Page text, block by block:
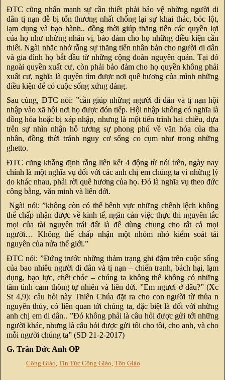
ĐTC cũng nhấn mạnh sự cần thiết phải bảo vệ những người di
dân tị nạn dễ bị tổn thương nhất chống lại sự khai thác, bóc lột,
lạm dụng và bạo hành.. đồng thời giúp thăng tiến các quyền lợi
của họ như những nhân vị, bảo đảm cho họ những điều kiện cần
thiết. Ngài nhắc nhở rằng sự thăng tiến nhân bản cho người di dân
và gia đình họ bắt đầu từ những cộng đoàn nguyên quán. Tại đó
ngoài quyền xuất cư, còn phải bảo đảm cho họ quyền không phải
xuất cư, nghĩa là quyền tìm được nơi quê hương của mình những
điều kiện để có cuộc sống xứng đáng.
Sau cùng, ĐTC nói: ”cần giúp những người di dân và tị nạn hội
nhập vào xã hội nơi họ được đón tiếp. Hội nhập không có nghĩa là
đồng hóa hoặc bị xáp nhập, nhưng là một tiến trình hai chiều, dựa
trên sự nhìn nhận hỗ tương sự phong phú về văn hóa của tha
nhân, đồng thời tránh nguy cơ sống co cụm như trong những
ghetto.
ĐTC cũng khẳng định rằng liên kết 4 động từ nói trên, ngày nay
chính là một nghĩa vụ đối với các anh chị em chúng ta vì những lý
do khác nhau, phải rời quê hương của họ. Đó là nghĩa vụ theo đức
công bằng, văn minh và liên đới.
Ngài nói: ”không còn có thể bênh vực những chênh lệch không
thể chấp nhận được về kinh tế, ngăn cản việc thực thi nguyên tắc
mọi của tài nguyên trái đất là để dùng chung cho tất cả mọi
người… Không thể chấp nhận một nhóm nhỏ kiểm soát tái
nguyên của nửa thế giới.”
ĐTC nói: ”Đứng trước những thảm trạng ghi đậm trên cuộc sống
của bao nhiêu người di dân và tị nạn – chiến tranh, bách hại, lạm
dụng, bạo lực, chết chóc – chúng ta không thể không có những
tâm tình cảm thông tự nhiên và liên đới. ”Em ngươi ở đâu?” (Xc
St 4,9): câu hỏi này Thiên Chúa đặt ra cho con người từ thủa n
nguyên thủy, có liên quan tới chúng ta, đặc biệt là đối với những
anh chị em di dân.. ”Đó không phải là câu hỏi được gửi tới những
người khác, nhưng là câu hỏi được gửi tôi cho tôi, cho anh, và cho
mỗi người chúng ta” (SD 21-2-2017)
G. Trần Đức Anh OP
Công Giáo, Tin Tức Công Giáo, Tôn Giáo